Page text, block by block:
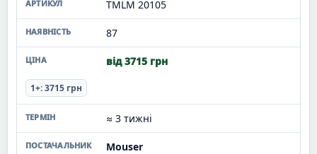
TMLM 20105
87
від 3715 грн
1+: 3715 грн
≈ 3 тижні
Mouser